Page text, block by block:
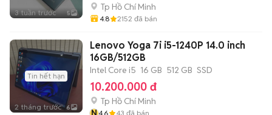
3 tuần trước 5
Tp Hồ Chí Minh
4.8 2152 đã bán
Tin hết hạn
2 tháng trước 6
Lenovo Yoga 7i i5-1240P 14.0 inch
16GB/512GB
Intel Core i5 16 GB 512 GB SSD
10.200.000 đ
Tp Hồ Chí Minh
4.6 43 đã bán